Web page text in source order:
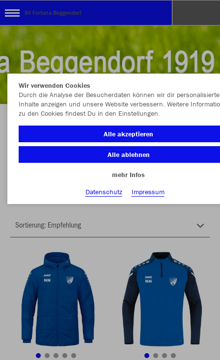
SV Fortuna Beggendorf
Der Onlineshop mit allen Artikeln unserer
Vereinskollektion
Farbe
Wir verwenden Cookies
Durch die Analyse der Besucherdaten können wir dir personalisierte
Inhalte anzeigen und unsere Website verbessern. Weitere
zu den Cookies findest Du in den Einstellungen.
Alle akzeptieren
Alle ablehnen
mehr Infos
Datenschutz
Impressum